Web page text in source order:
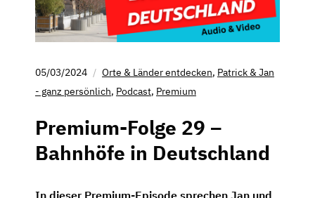
05/03/2024 Orte & Länder entdecken, Patrick & Jan
- ganz persönlich, Podcast, Premium
Premium-Folge 29 –
Bahnhöfe in Deutschland